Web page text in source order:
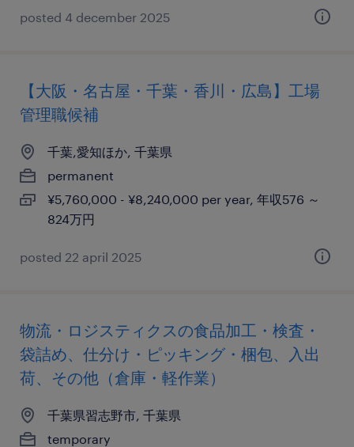
posted 4 december 2025
【大阪・名古屋・千葉・香川・広島】工場
管理職候補
千葉,愛知ほか, 千葉県
permanent
¥5,760,000 - ¥8,240,000 per year, 年収576 ～
824万円
posted 22 april 2025
物流・ロジスティクスの食品加工・検査・
袋詰め、仕分け・ピッキング・梱包、入出
荷、その他（倉庫・軽作業）
千葉県習志野市, 千葉県
temporary